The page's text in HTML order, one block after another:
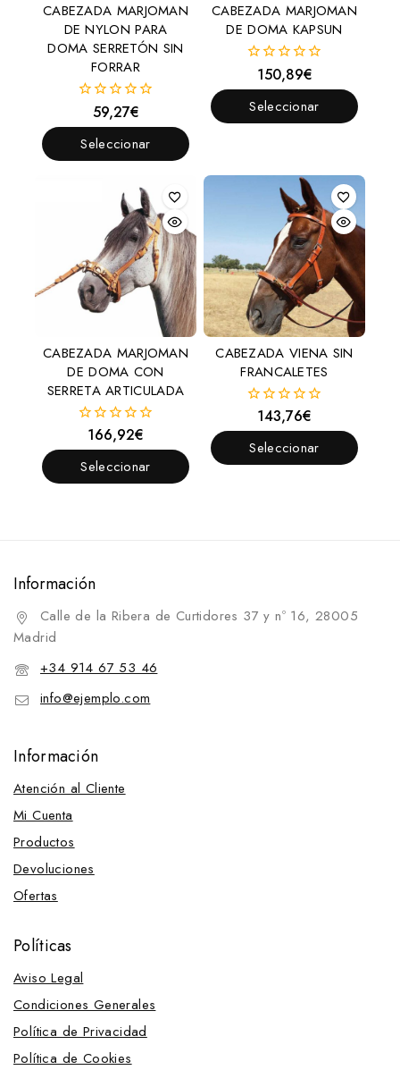
CABEZADA MARJOMAN
DE NYLON PARA
DOMA SERRETÓN SIN
FORRAR
fuera
de
5
59,27€
Seleccionar
CABEZADA MARJOMAN
DE DOMA KAPSUN
fuera
de
5
150,89€
Seleccionar
CABEZADA MARJOMAN
DE DOMA CON
SERRETA ARTICULADA
fuera
de
166,92€
Seleccionar
CABEZADA VIENA SIN
FRANCALETES
fuera
de
143,76€
Seleccionar
Información
Calle de la Ribera de Curtidores 37 y nº 16, 28005
Madrid
+34 914 67 53 46
info@ejemplo.com
Información
Atención al Cliente
Mi Cuenta
Productos
Devoluciones
Ofertas
Políticas
Aviso Legal
Condiciones Generales
Política de Privacidad
Política de Cookies